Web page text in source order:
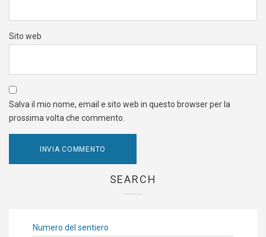
Sito web
Salva il mio nome, email e sito web in questo browser per la
prossima volta che commento.
SEARCH
Numero del sentiero